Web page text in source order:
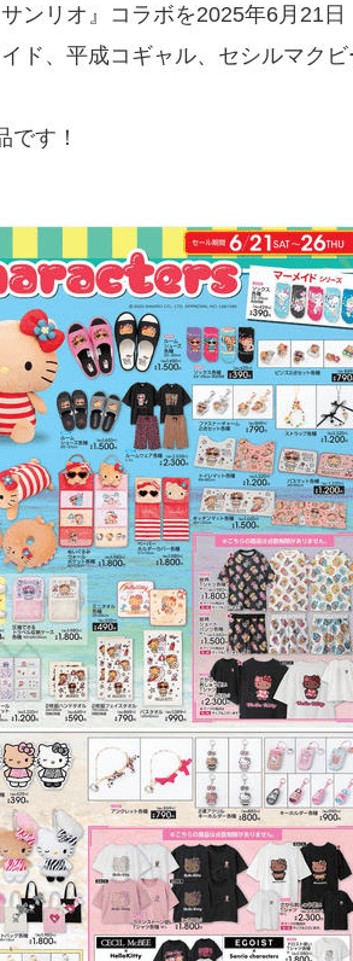
ンリオ』コラボを2025年6月21
ド、平成コギャル、セシルマク
です！